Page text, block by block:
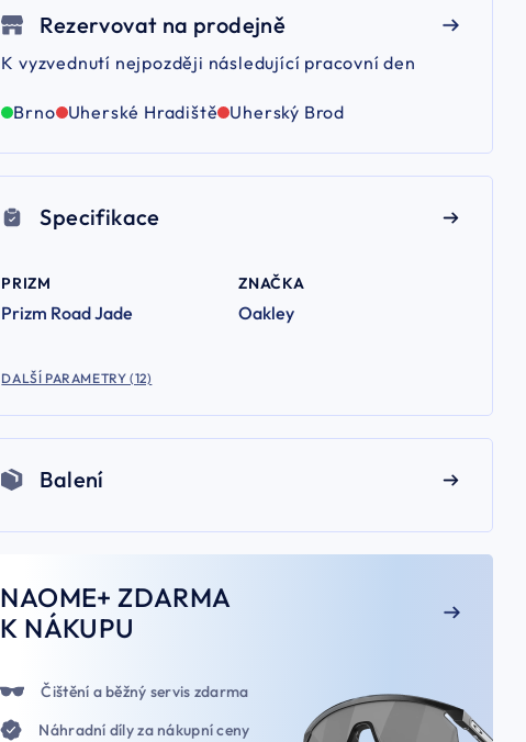
Rezervovat na prodejně
K vyzvednutí nejpozději následující pracovní den
Brno Uherské Hradiště Uherský Brod
Specifikace
PRIZM
Prizm Road Jade
ZNAČKA
Oakley
DALŠÍ PARAMETRY (12)
Balení
NAOME+ ZDARMA
K NÁKUPU
Čištění a běžný servis zdarma
Náhradní díly za nákupní ceny